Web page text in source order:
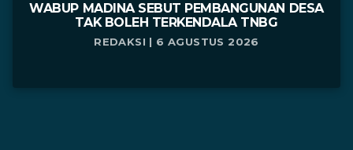
WABUP MADINA SEBUT PEMBANGUNAN DESA
TAK BOLEH TERKENDALA TNBG
REDAKSI | 6 AGUSTUS 2026